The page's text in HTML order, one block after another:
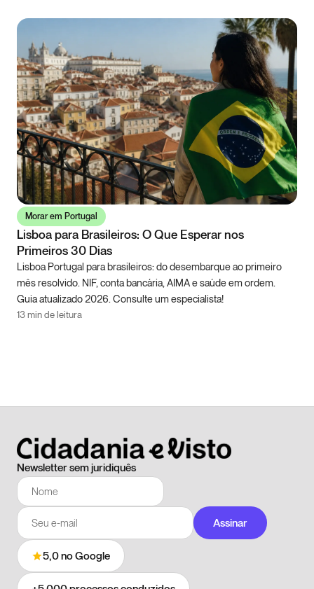
Morar em Portugal
Lisboa para Brasileiros: O Que Esperar nos
Primeiros 30 Dias
Lisboa Portugal para brasileiros: do desembarque ao primeiro
mês resolvido. NIF, conta bancária, AIMA e saúde em ordem.
Guia atualizado 2026. Consulte um especialista!
13 min de leitura
Newsletter sem juridiquês
Assinar
5,0no Google